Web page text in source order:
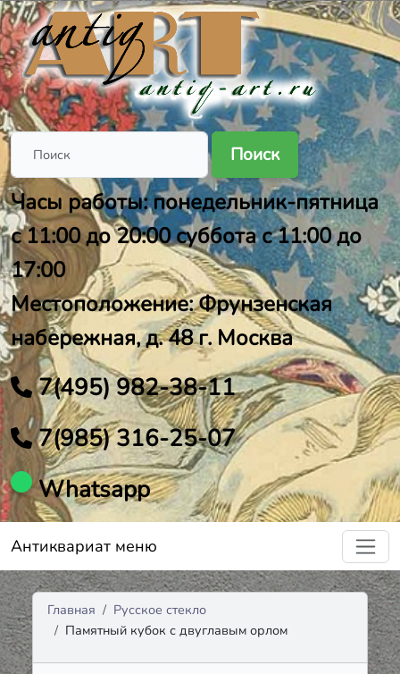
Поиск
Часы работы: понедельник-пятница
с 11:00 до 20:00 суббота с 11:00 до
17:00
Местоположение: Фрунзенская
набережная, д. 48 г. Москва
7(495) 982-38-11
7(985) 316-25-07
Whatsapp
Антиквариат меню
Главная
Русское стекло
Памятный кубок с двуглавым орлом